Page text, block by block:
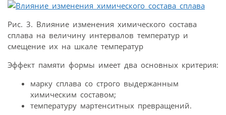
Рис. 3. Влияние изменения химического состава
сплава на величину интервалов температур и
смещение их на шкале температур
Эффект памяти формы имеет два основных критерия:
марку сплава со строго выдержанным
химическим составом;
температуру мартенситных превращений.